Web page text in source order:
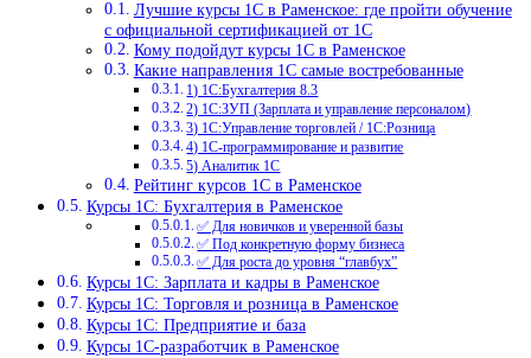
Лучшие курсы 1С в Раменское: где пройти обучение
с официальной сертификацией от 1С
Кому подойдут курсы 1С в Раменское
Какие направления 1С самые востребованные
1) 1С:Бухгалтерия 8.3
2) 1С:ЗУП (Зарплата и управление персоналом)
3) 1С:Управление торговлей / 1С:Розница
4) 1С-программирование и развитие
5) Аналитик 1С
Рейтинг курсов 1С в Раменское
Курсы 1С: Бухгалтерия в Раменское
✅ Для новичков и уверенной базы
✅ Под конкретную форму бизнеса
✅ Для роста до уровня “главбух”
Курсы 1С: Зарплата и кадры в Раменское
Курсы 1С: Торговля и розница в Раменское
Курсы 1С: Предприятие и база
Курсы 1С-разработчик в Раменское